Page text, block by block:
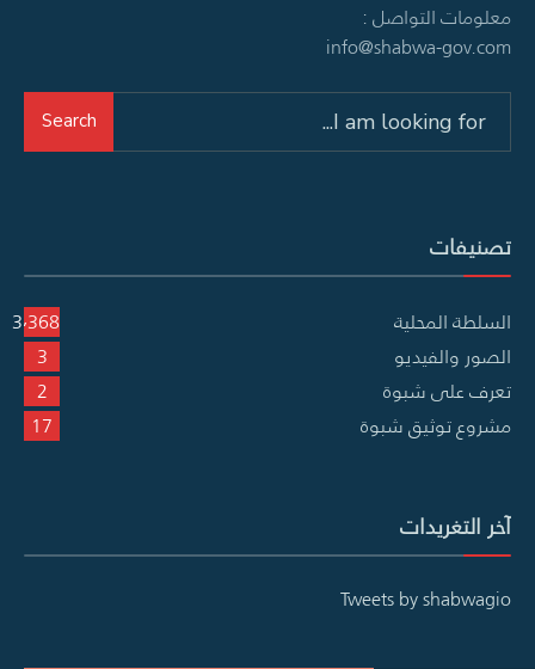
معلومات التواصل :
info@shabwa-gov.com
Search
تصنيفات
السلطة المحلية
3٬368
الصور والفيديو
3
تعرف على شبوة
2
مشروع توثيق شبوة
17
آخر التغريدات
Tweets by shabwagio